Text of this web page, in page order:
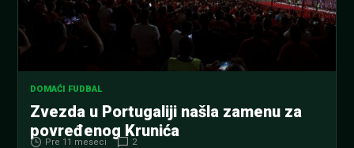
DOMAĆI FUDBAL
Zvezda u Portugaliji našla zamenu za
povređenog Krunića
Pre 11 meseci 2